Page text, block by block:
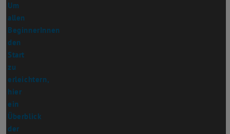
Um
allen
BeginnerInnen
den
Start
zu
erleichtern,
hier
ein
Überblick
der